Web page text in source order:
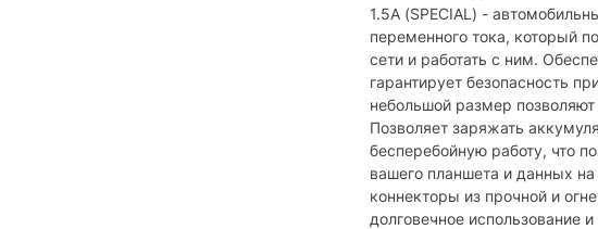
Цвет:
Характеристики и
без уведомления.
1.5A (SPECIAL) -
переменного тока, который
сети и работать с ним.
гарантирует безопасность
небольшой размер
Позволяет заряжать
бесперебойную работу, что
вашего планшета и данных
коннекторы из прочной и
долговечное использование